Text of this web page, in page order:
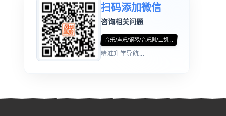
扫码添加微信
咨询相关问题
音乐/声乐/钢琴/音乐剧/二胡...
精准升学导航...